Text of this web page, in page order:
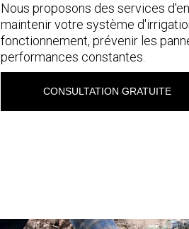
CONSULTATION GRATUITE
Nous proposons des services
maintenir votre système
fonctionnement, prévenir les
performances constantes.